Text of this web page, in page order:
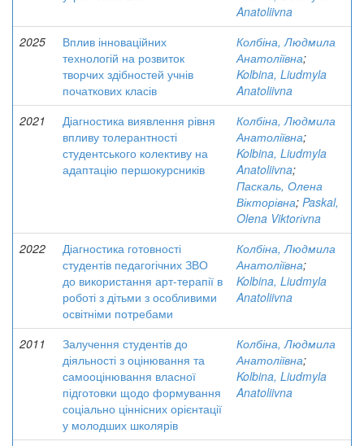
Anatoliivna
2025
Вплив інноваційних
технологій на розвиток
творчих здібностей учнів
початкових класів
Колбіна, Людмила
Анатоліївна;
Kolbina, Liudmyla
Anatoliivna
2021
Діагностика виявлення рівня
впливу толерантності
студентського колективу на
адаптацію першокурсників
Колбіна, Людмила
Анатоліївна;
Kolbina, Liudmyla
Anatoliivna;
Паскаль, Олена
Вікторівна; Paskal,
Olena Viktorіvna
2022
Діагностика готовності
студентів педагогічних ЗВО
до використання арт-терапії в
роботі з дітьми з особливими
освітніми потребами
Колбіна, Людмила
Анатоліївна;
Kolbina, Liudmyla
Anatoliivna
2011
Залучення студентів до
діяльності з оцінювання та
самооцінювання власної
підготовки щодо формування
соціально ціннісних орієнтації
у молодших школярів
Колбіна, Людмила
Анатоліївна;
Kolbina, Liudmyla
Anatoliivna